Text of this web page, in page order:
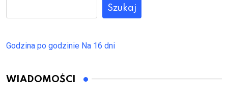
Szukaj
Godzina po godzinie Na 16 dni
WIADOMOŚCI